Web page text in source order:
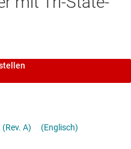
A) (Englisch)